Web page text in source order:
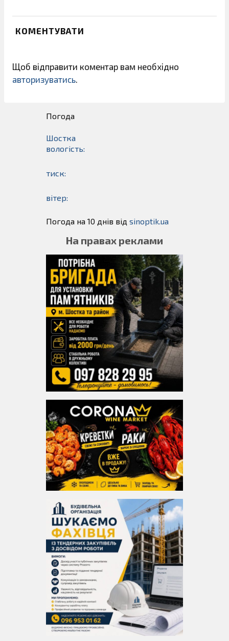
КОМЕНТУВАТИ
Щоб відправити коментар вам необхідно
авторизуватись
Погода
Шостка
вологість:
тиск:
вітер:
Погода на 10 днів від sinoptik.ua
На правах реклами